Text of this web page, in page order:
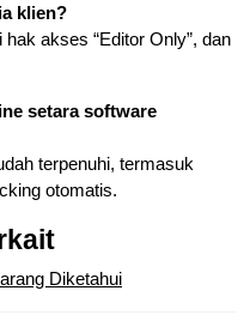
klien?
akses “Editor Only”, dan
setara software
terpenuhi, termasuk
otomatis.
Diketahui